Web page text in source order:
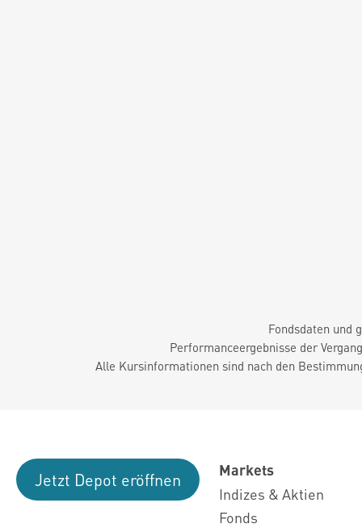
Fondsdaten und
Performanceergebnisse der
Alle Kursinformationen sind nach den
Jetzt Depot eröffnen
Markets
Indizes & Aktien
Fonds